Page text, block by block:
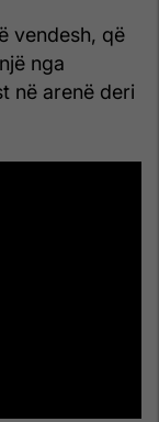
vendesh, që
nga
në arenë deri